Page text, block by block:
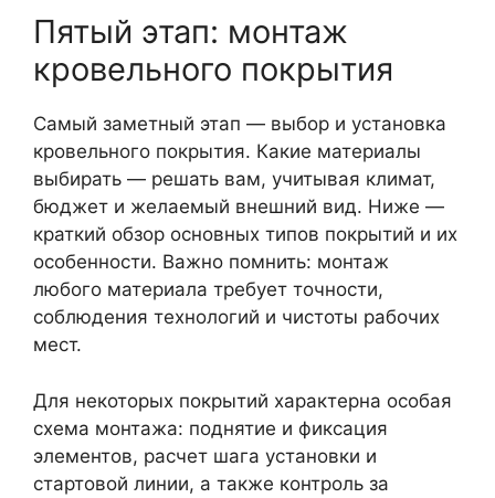
Пятый этап: монтаж
кровельного покрытия
Самый заметный этап — выбор и установка
кровельного покрытия. Какие материалы
выбирать — решать вам, учитывая климат,
бюджет и желаемый внешний вид. Ниже —
краткий обзор основных типов покрытий и их
особенности. Важно помнить: монтаж
любого материала требует точности,
соблюдения технологий и чистоты рабочих
мест.
Для некоторых покрытий характерна особая
схема монтажа: поднятие и фиксация
элементов, расчет шага установки и
стартовой линии, а также контроль за